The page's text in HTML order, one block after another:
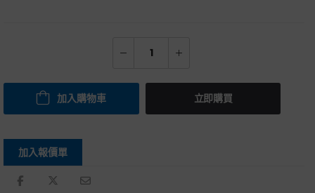
加入購物車 立即購買
加入報價單